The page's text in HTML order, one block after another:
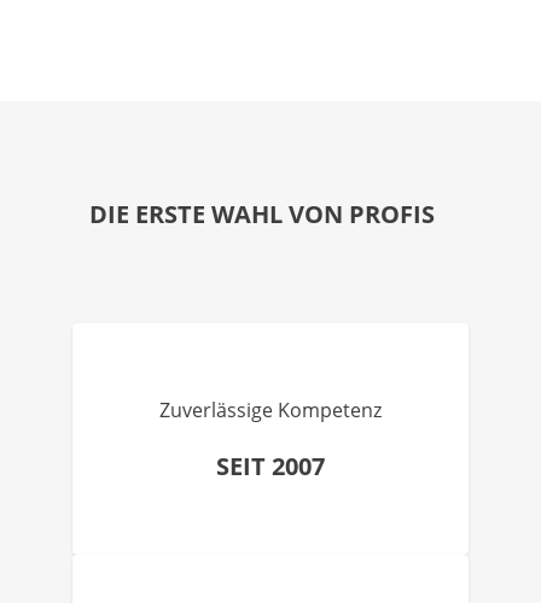
DIE ERSTE WAHL VON PROFIS
Zuverlässige Kompetenz
SEIT 2007